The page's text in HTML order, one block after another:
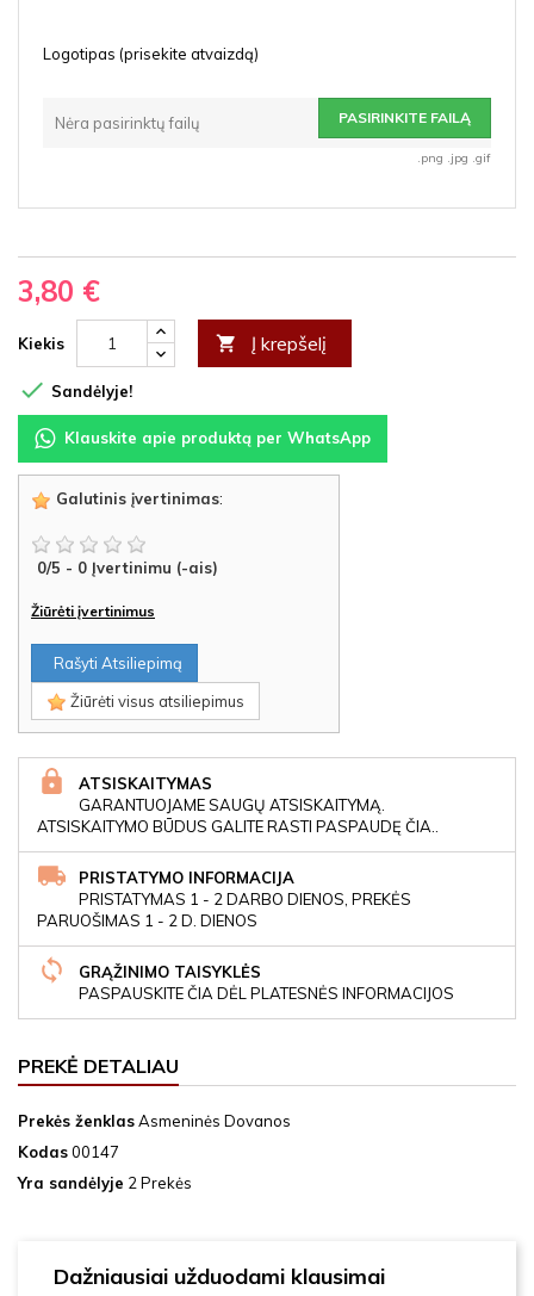
Logotipas (prisekite atvaizdą)
Nėra pasirinktų failų PASIRINKITE FAILĄ
.png .jpg .gif
3,80 €
Kiekis  Į krepšelį
 Sandėlyje!
Klauskite apie produktą per WhatsApp
Galutinis įvertinimas:
0/5 - 0 Įvertinimu (-ais)
Žiūrėti įvertinimus
Rašyti Atsiliepimą
Žiūrėti visus atsiliepimus
ATSISKAITYMAS
GARANTUOJAME SAUGŲ ATSISKAITYMĄ.
ATSISKAITYMO BŪDUS GALITE RASTI PASPAUDĘ ČIA..
PRISTATYMO INFORMACIJA
PRISTATYMAS 1 - 2 DARBO DIENOS, PREKĖS
PARUOŠIMAS 1 - 2 D. DIENOS
GRĄŽINIMO TAISYKLĖS
PASPAUSKITE ČIA DĖL PLATESNĖS INFORMACIJOS
PREKĖ DETALIAU
Prekės ženklasAsmeninės Dovanos
Kodas00147
Yra sandėlyje 2 Prekės
Dažniausiai užduodami klausimai